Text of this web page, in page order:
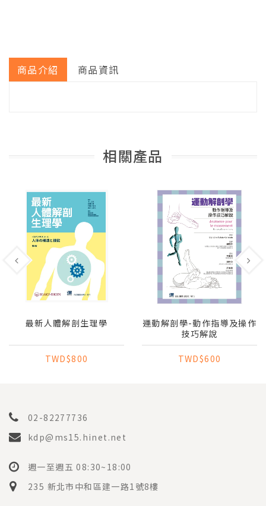
商品介紹 商品資訊
相關產品
最新人體解剖生理學
TWD$800
運動解剖學-動作指導及操作
技巧解說
TWD$600
02-82277736
kdp@ms15.hinet.net
週一至週五 08:30~18:00
235 新北市中和區建一路1號8樓